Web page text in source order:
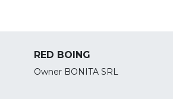
RED BOING
Owner BONITA SRL